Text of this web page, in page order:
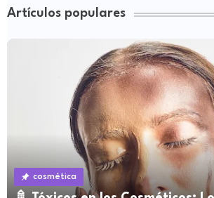
Artículos populares
cosmética